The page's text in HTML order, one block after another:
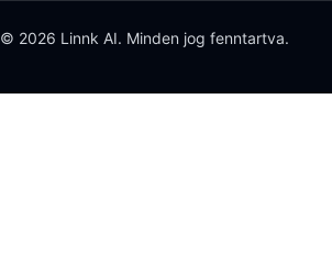
© 2026 Linnk AI. Minden jog fenntartva.